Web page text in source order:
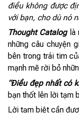
điều không được
với bạn, cho dù nó
Thought Cataloglà
những câu chuyện
bên trong trái tim
mạnh mẽ rời bỏ
“Điều đẹp nhất có
bạn thốt lên lời tạm
Lời tạm biệt cần